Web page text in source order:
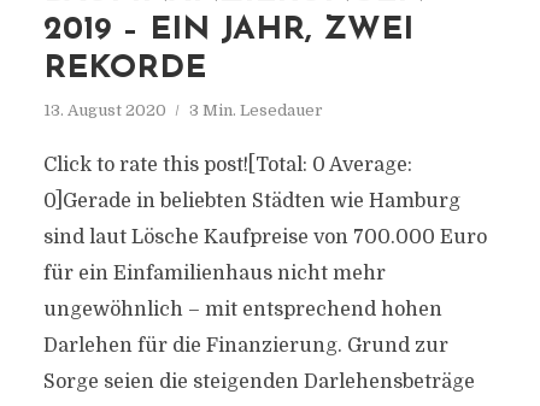
2019 – EIN JAHR, ZWEI
REKORDE
13. August 2020 3 Min. Lesedauer
Click to rate this post![Total: 0 Average:
0]Gerade in beliebten Städten wie Hamburg
sind laut Lösche Kaufpreise von 700.000 Euro
für ein Einfamilienhaus nicht mehr
ungewöhnlich – mit entsprechend hohen
Darlehen für die Finanzierung. Grund zur
Sorge seien die steigenden Darlehensbeträge